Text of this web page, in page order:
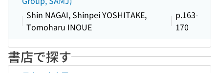
Shin NAGAI, Shinpei YOSHITAKE,
Tomoharu INOUE
p.163-
170
書店で探す